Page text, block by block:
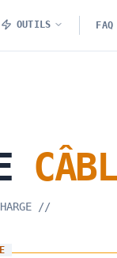
OUTILS FAQ
//